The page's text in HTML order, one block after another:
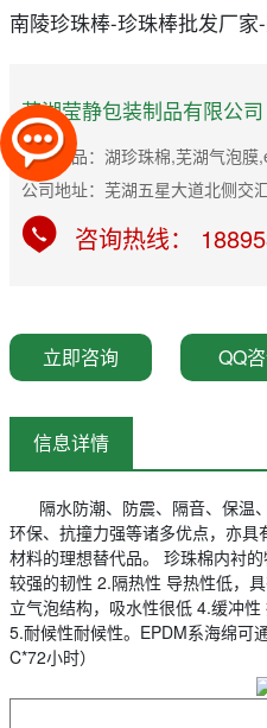
南陵珍珠棒-珍珠棒批发厂
芜湖莹静包装制品有限公司
主营产品：湖珍珠棉,芜湖气泡膜
公司地址：芜湖五星大道北侧交
咨询热线：
立即咨询 QQ
信息详情
隔水防潮、防震、隔音、保温
环保、抗撞力强等诸多优点，亦
材料的理想替代品。 珍珠棉内衬
较强的韧性 2.隔热性 导热性低，
立气泡结构，吸水性很低 4.缓冲
5.耐候性耐候性。EPDM系海绵可
C*72小时）